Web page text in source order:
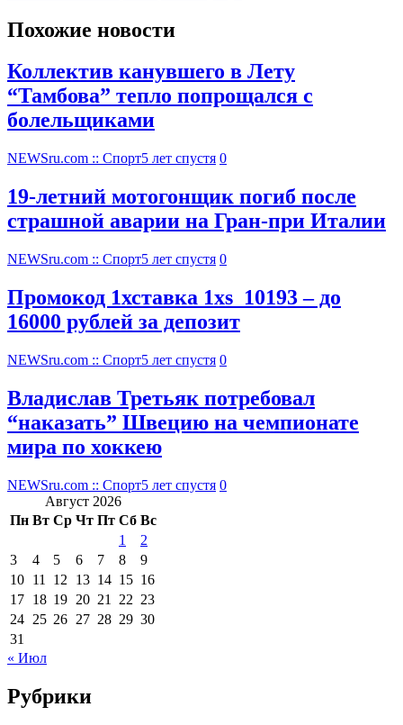
Похожие новости
Коллектив канувшего в Лету
“Тамбова” тепло попрощался с
болельщиками
NEWSru.com :: Спорт5 лет спустя 0
19-летний мотогонщик погиб после
страшной аварии на Гран-при Италии
NEWSru.com :: Спорт5 лет спустя 0
Промокод 1хставка 1xs_10193 – до
16000 рублей за депозит
NEWSru.com :: Спорт5 лет спустя 0
Владислав Третьяк потребовал
“наказать” Швецию на чемпионате
мира по хоккею
NEWSru.com :: Спорт5 лет спустя 0
Август 2026
Пн Вт Ср Чт Пт Сб Вс
1
2
3
4 5 6 7 8
9
10 11 12 13 14 15 16
17 18 19 20 21 22 23
24 25 26 27 28 29 30
31
« Июл
Рубрики